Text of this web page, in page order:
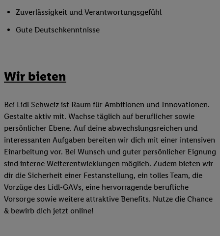
Zuverlässigkeit und Verantwortungsgefühl
Gute Deutschkenntnisse
Wir bieten
Bei Lidl Schweiz ist Raum für Ambitionen und Innovationen.
Gestalte aktiv mit. Wachse täglich auf beruflicher sowie
persönlicher Ebene. Auf deine abwechslungsreichen und
interessanten Aufgaben bereiten wir dich mit einer intensiven
Einarbeitung vor. Bei Wunsch und guter persönlicher Eignung
sind interne Weiterentwicklungen möglich. Zudem bieten wir
dir die Sicherheit einer Festanstellung, ein tolles Team, die
Vorzüge des Lidl-GAVs, eine hervorragende berufliche
Vorsorge sowie weitere attraktive Benefits. Nutze die Chance
& bewirb dich jetzt online!